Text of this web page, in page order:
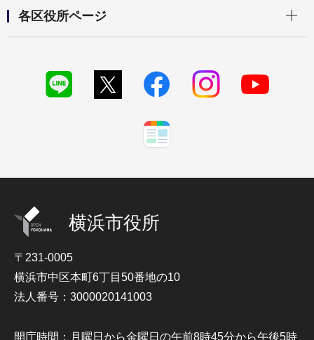
各区役所ページ
横浜市役所
〒231-0005
横浜市中区本町6丁目50番地の10
法人番号：3000020141003
開庁時間：月曜日から金曜日の午前8時45分から午後5時